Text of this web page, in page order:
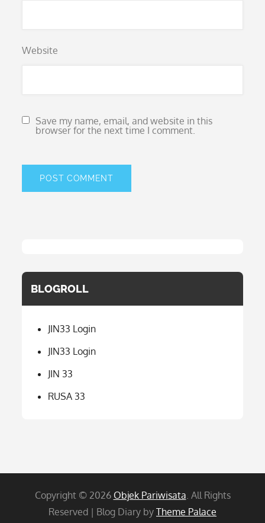
Website
Save my name, email, and website in this
browser for the next time I comment.
BLOGROLL
JIN33 Login
JIN33 Login
JIN 33
RUSA 33
Copyright © 2026 Objek Pariwisata. All Rights
Reserved | Blog Diary by Theme Palace